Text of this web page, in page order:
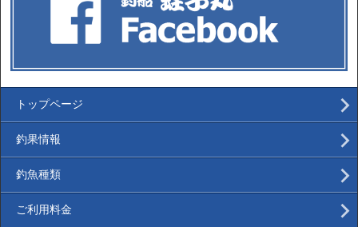
トップページ
釣果情報
釣魚種類
ご利用料金